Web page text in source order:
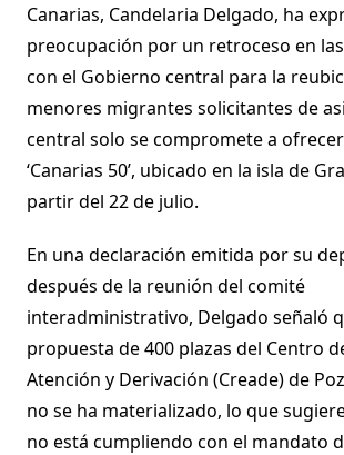
Canarias, Candelaria Delgado, ha
preocupación por un retroceso en
con el Gobierno central para la
menores migrantes solicitantes de
central solo se compromete a
‘Canarias 50’, ubicado en la isla de
partir del 22 de julio.
En una declaración emitida por su
después de la reunión del comité
interadministrativo, Delgado señaló
propuesta de 400 plazas del Centro
Atención y Derivación (Creade) de
no se ha materializado, lo que
no está cumpliendo con el mandato